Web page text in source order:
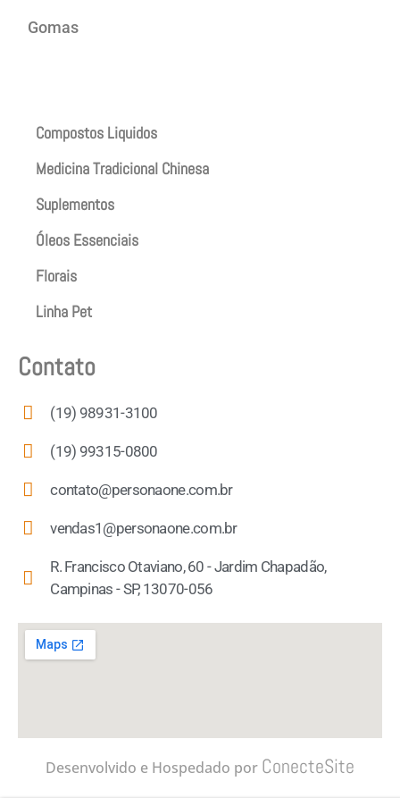
Gomas
Compostos Liquidos
Medicina Tradicional Chinesa
Suplementos
Óleos Essenciais
Florais
Linha Pet
Contato
(19) 98931-3100
(19) 99315-0800
contato@personaone.com.br
vendas1@personaone.com.br
R. Francisco Otaviano, 60 - Jardim Chapadão,
Campinas - SP, 13070-056
Desenvolvido e Hospedado por ConecteSite